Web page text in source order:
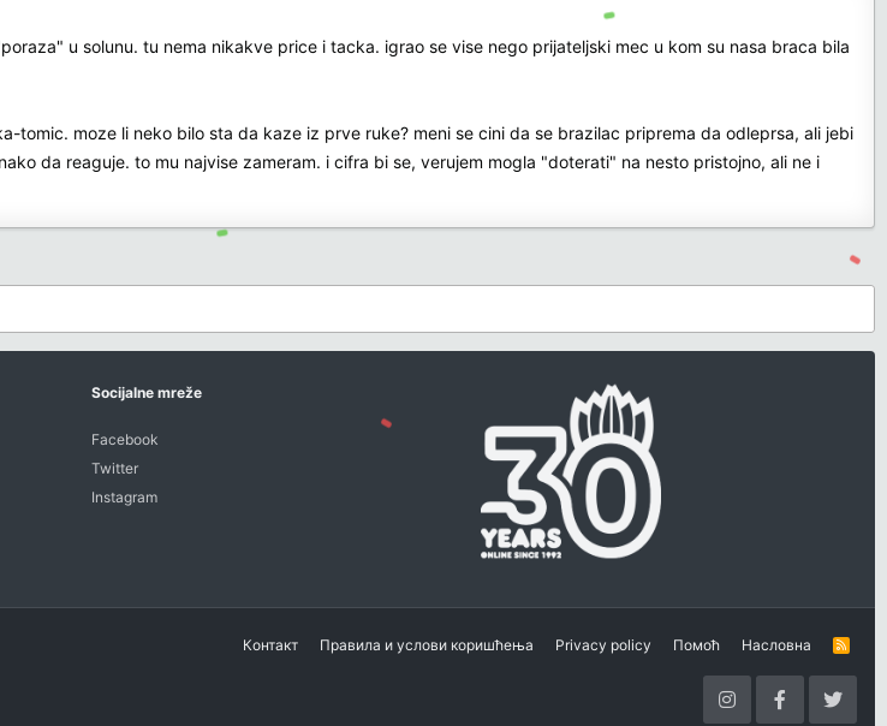
u solunu. tu nema nikakve price i tacka. igrao se vise nego prijateljski mec u kom su nasa braca bila
tomic. moze li neko bilo sta da kaze iz prve ruke? meni se cini da se brazilac priprema da odleprsa, ali jebi
da reaguje. to mu najvise zameram. i cifra bi se, verujem mogla "doterati" na nesto pristojno, ali ne i
Socijalne mreže
Facebook
Twitter
Instagram
Контакт Правила и услови коришћења Privacy policy Помоћ Насловна
R
S